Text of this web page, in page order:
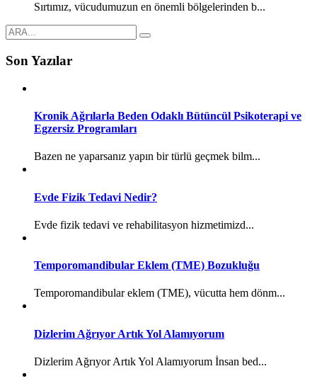
Sırtımız, vücudumuzun en önemli bölgelerinden b...
Son Yazılar
Kronik Ağrılarla Beden Odaklı Bütüncül Psikoterapi ve
Egzersiz Programları
Bazen ne yaparsanız yapın bir türlü geçmek bilm...
Evde Fizik Tedavi Nedir?
Evde fizik tedavi ve rehabilitasyon hizmetimizd...
Temporomandibular Eklem (TME) Bozukluğu
Temporomandibular eklem (TME), vücutta hem dönm...
Dizlerim Ağrıyor Artık Yol Alamıyorum
Dizlerim Ağrıyor Artık Yol Alamıyorum İnsan bed...